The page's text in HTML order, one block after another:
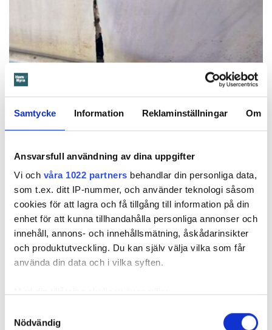
Samtycke Information Reklaminställningar Om
Ansvarsfull användning av dina uppgifter
Vi och våra 1022 partners behandlar din personliga data,
som t.ex. ditt IP-nummer, och använder teknologi såsom
cookies för att lagra och få tillgång till information på din
enhet för att kunna tillhandahålla personliga annonser och
innehåll, annons- och innehållsmätning, åskådarinsikter
och produktutveckling. Du kan själv välja vilka som får
använda din data och i vilka syften.
som kan ha en noggrannhet på upp till flera meter
Nödvändig
Foto: Hyresnämnden
Foto: Hyresnämnden
Hyresgästen själv menar att hyresvärden under hela den tid
han bott där varken gjort några inspektioner eller något
underhåll av badrummet, och att det är anledningen till att
sprickan har kunnat uppstå. Sprickan var heller inte så lätt
att upptäcka, menar han.
Tyckte inte renovering var nödvändig
redan 2024 vände sig till hyresgästen med ett erbjudande
hyresgästen att både kök och badrum var i funktionellt